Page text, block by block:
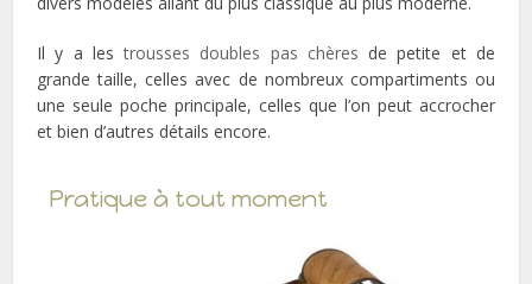
Il y a lestrousses doubles pas chères de petite et de
grande taille, celles avec de nombreux compartiments ou
une seule poche principale, celles que l’on peut accrocher
et bien d’autres détails encore.
Pratique à tout moment